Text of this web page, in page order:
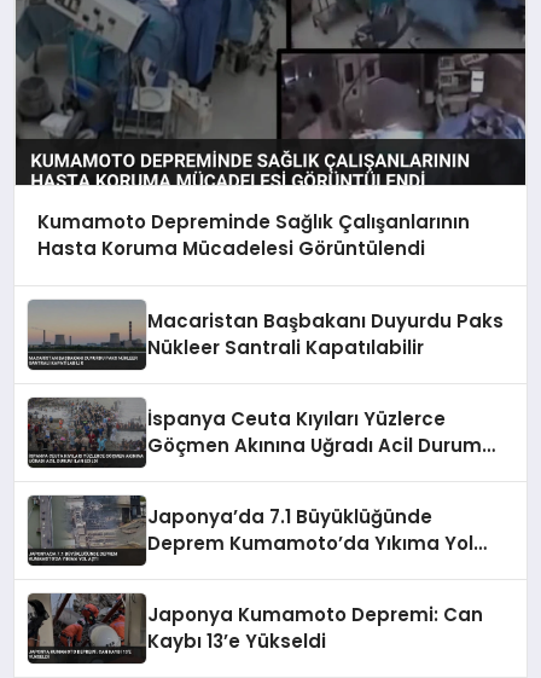
Kumamoto Depreminde Sağlık Çalışanlarının
Hasta Koruma Mücadelesi Görüntülendi
Macaristan Başbakanı Duyurdu Paks
Nükleer Santrali Kapatılabilir
İspanya Ceuta Kıyıları Yüzlerce
Göçmen Akınına Uğradı Acil Durum
Japonya’da 7.1 Büyüklüğünde
Deprem Kumamoto’da Yıkıma Yol
Japonya Kumamoto Depremi: Can
Kaybı 13’e Yükseldi